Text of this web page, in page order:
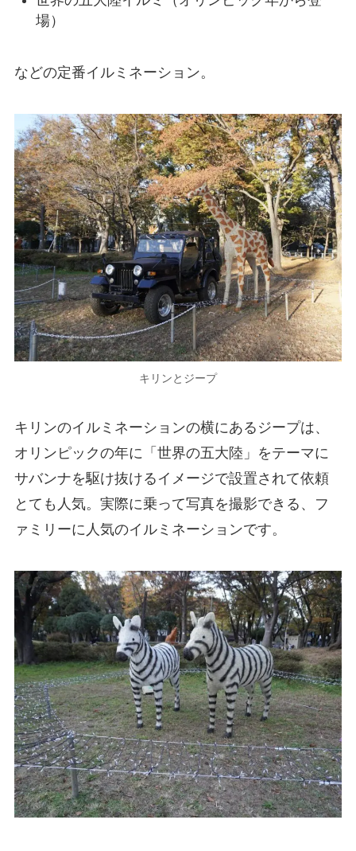
場）
などの定番イルミネーション。
キリンとジープ
キリンのイルミネーションの横にあるジープは、
オリンピックの年に「世界の五大陸」をテーマに
サバンナを駆け抜けるイメージで設置されて依頼
とても人気。実際に乗って写真を撮影できる、フ
ァミリーに人気のイルミネーションです。